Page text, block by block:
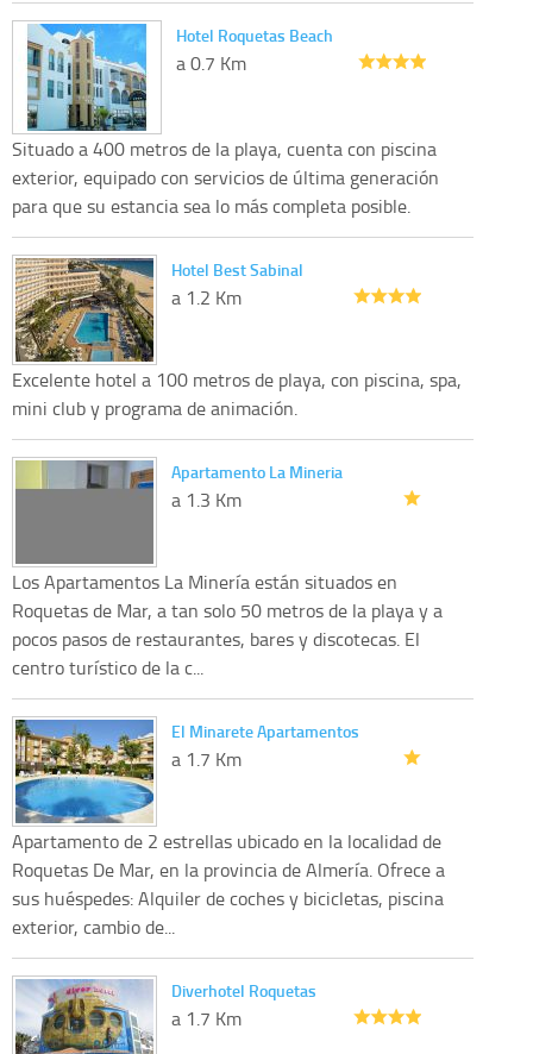
Hotel Roquetas Beach
a 0.7 Km
Situado a 400 metros de la playa, cuenta con piscina
exterior, equipado con servicios de última generación
para que su estancia sea lo más completa posible.
Hotel Best Sabinal
a 1.2 Km
Excelente hotel a 100 metros de playa, con piscina, spa,
mini club y programa de animación.
Apartamento La Mineria
a 1.3 Km
Los Apartamentos La Minería están situados en
Roquetas de Mar, a tan solo 50 metros de la playa y a
pocos pasos de restaurantes, bares y discotecas. El
centro turístico de la c...
El Minarete Apartamentos
a 1.7 Km
Apartamento de 2 estrellas ubicado en la localidad de
Roquetas De Mar, en la provincia de Almería. Ofrece a
sus huéspedes: Alquiler de coches y bicicletas, piscina
exterior, cambio de...
Diverhotel Roquetas
a 1.7 Km